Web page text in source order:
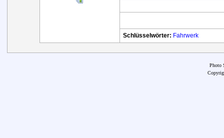
Schlüsselwörter: Fahrwerk
Photo